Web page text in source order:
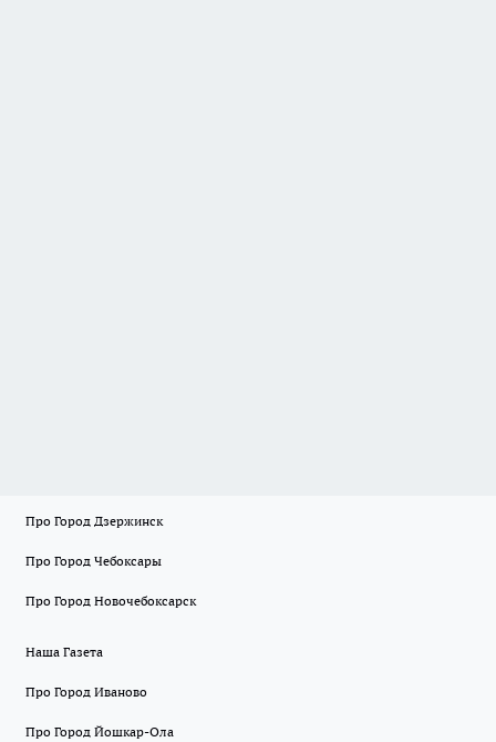
Про Город Дзержинск
Про Город Чебоксары
Про Город Новочебоксарск
Наша Газета
Про Город Иваново
Про Город Йошкар-Ола